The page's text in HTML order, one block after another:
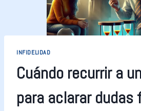
INFIDELIDAD
Cuándo recurrir a
para aclarar dudas